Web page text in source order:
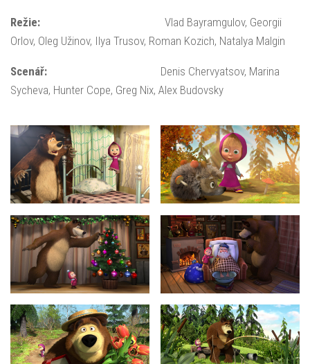
Režie: Vlad Bayramgulov, Georgii
Orlov, Oleg Užinov, Ilya Trusov, Roman Kozich, Natalya Malgin
Scenář: Denis Chervyatsov, Marina
Sycheva, Hunter Cope, Greg Nix, Alex Budovsky